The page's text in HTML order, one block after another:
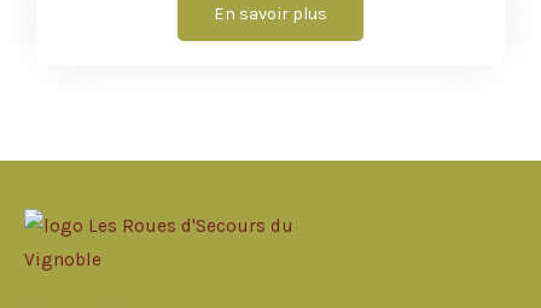
En savoir plus